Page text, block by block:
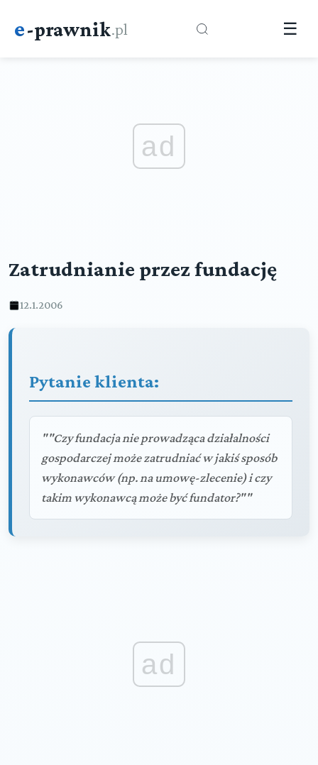
e-prawnik.pl ☰
ad
Zatrudnianie przez fundację
12.1.2006
Pytanie klienta:
""Czy fundacja nie prowadząca działalności
gospodarczej może zatrudniać w jakiś sposób
wykonawców (np. na umowę-zlecenie) i czy
takim wykonawcą może być fundator?""
ad